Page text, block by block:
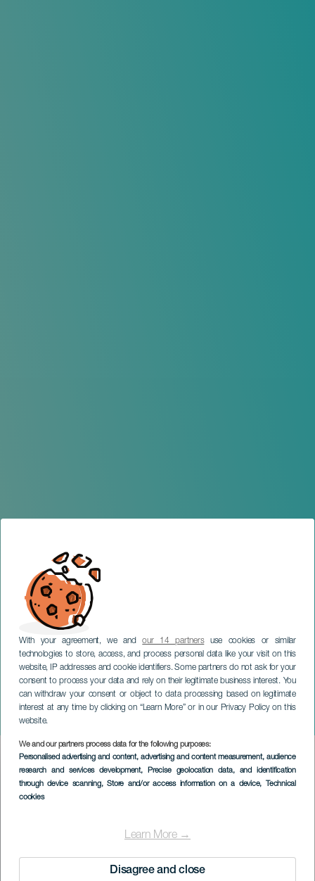
With your agreement, we andour 14 partnersuse cookies or similar
technologies to store, access, and process personal data like your visit on this
website, IP addresses and cookie identifiers. Some partners do not ask for your
consent to process your data and rely on their legitimate business interest. You
can withdraw your consent or object to data processing based on legitimate
interest at any time by clicking on “Learn More” or in our Privacy Policy on this
website.
We and our partners process data for the following purposes:
Personalised advertising and content, advertising and content measurement, audience
research and services development, Precise geolocation data, and identification
through device scanning, Store and/or access information on a device, Technical
cookies
Learn More →
Disagree and close
Fototentoonstelling:
Andere stemmen
GRAN CANARIA
Imagen
Listado